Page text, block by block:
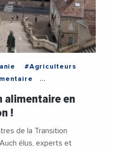
#Agriculteurs
#MurielAbadie
alimentaire en
!
de la Transition
élus, experts et